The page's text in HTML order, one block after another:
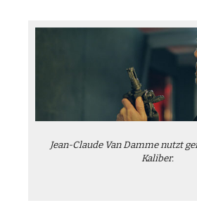
Jean-Claude Van Damme nutzt
Kaliber.